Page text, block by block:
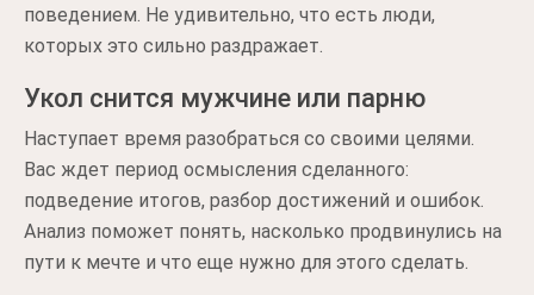
поведением. Не удивительно, что есть люди,
которых это сильно раздражает.
Укол снится мужчине или парню
Наступает время разобраться со своими целями.
Вас ждет период осмысления сделанного:
подведение итогов, разбор достижений и ошибок.
Анализ поможет понять, насколько продвинулись на
пути к мечте и что еще нужно для этого сделать.